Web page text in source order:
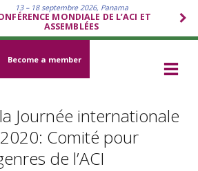
13 – 18 septembre 2026, Panama
MONDIALE DE L’ACI ET
ASSEMBLÉES
Become a member
Journée internationale
Comité pour
de l’ACI